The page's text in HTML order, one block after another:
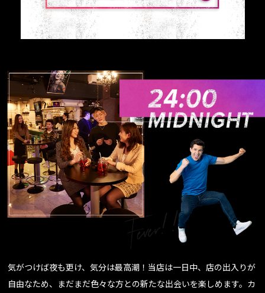
気がつけば夜も更け、気分は最高潮！当店は一日中、店の出入りが
自由なため、まだまだ色々な方との新たな出会いを楽しめます。カ